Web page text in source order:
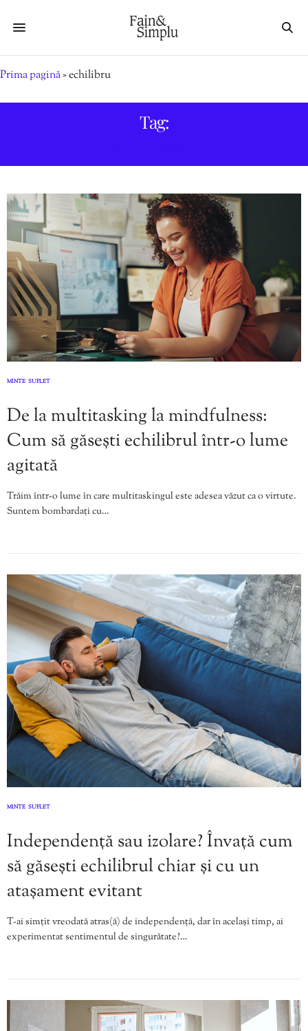
Prima pagină»echilibru
Tag:
MINTE SUFLET
De la multitasking la mindfulness:
Cum să găsești echilibrul într-o lume
agitată
Trăim într-o lume în care multitaskingul este adesea văzut ca o virtute.
Suntem bombardați cu…
MINTE SUFLET
Independență sau izolare? Învață cum
să găsești echilibrul chiar și cu un
atașament evitant
T-ai simțit vreodată atras(ă) de independență, dar în același timp, ai
experimentat sentimentul de singurătate?…